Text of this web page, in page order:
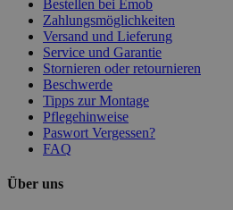
Bestellen bei Emob
Zahlungsmöglichkeiten
Versand und Lieferung
Service und Garantie
Stornieren oder retournieren
Beschwerde
Tipps zur Montage
Pflegehinweise
Paswort Vergessen?
FAQ
Über uns